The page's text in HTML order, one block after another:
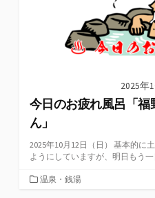
2025年
今日のお疲れ風呂「福
ん」
2025年10月12日（日） 基本的に
ようにしていますが、明日もう
カ温泉・銭湯